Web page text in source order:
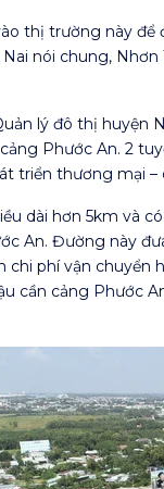
thị trường này
nói chung,
lý đô thị
Phước An. 2
triển thương mại
dài hơn 5km và
An. Đường này
phí vận chuyển
cần cảng Phước